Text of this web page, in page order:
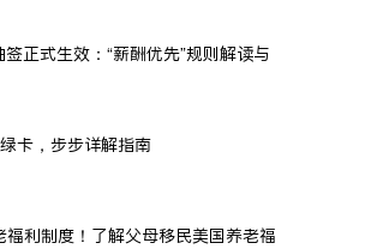
正式生效：“薪酬优先”规则解读与
卡，步步详解指南
利制度！了解父母移民美国养老福